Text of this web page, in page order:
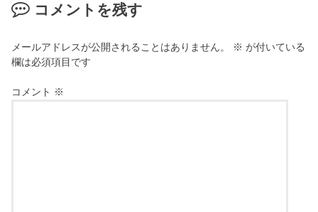
コメントを残す
メールアドレスが公開されることはありません。 ※ が付いている
欄は必須項目です
コメント ※